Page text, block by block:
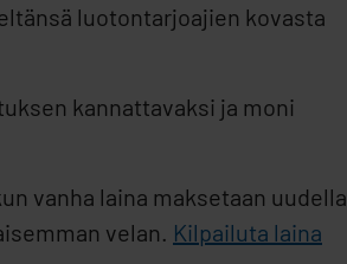
luotontarjoajien kovasta
kannattavaksi ja moni
vanha laina maksetaan uudella
velan. Kilpailuta laina